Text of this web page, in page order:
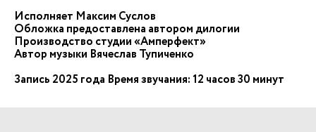
Исполняет Максим Суслов
Обложка предоставлена автором дилогии
Производство студии «Амперфект»
Автор музыки Вячеслав Тупиченко
Запись 2025 года Время звучания: 12 часов 30 минут